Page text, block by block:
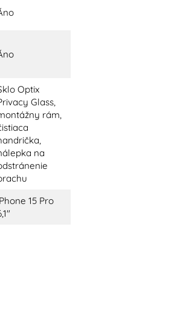
Optix
Glass,
rám,
na
15 Pro